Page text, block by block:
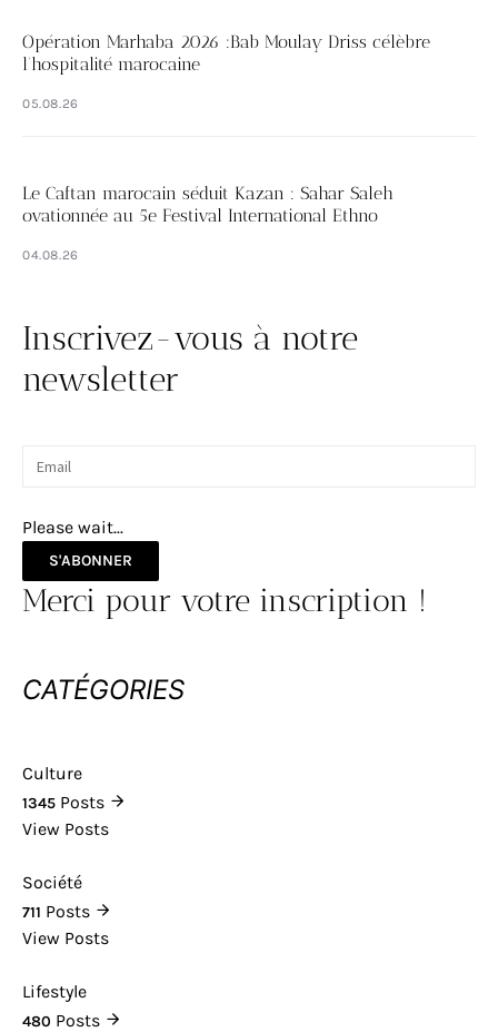
Opération Marhaba 2026 :Bab Moulay Driss célèbre
l’hospitalité marocaine
05.08.26
Le Caftan marocain séduit Kazan : Sahar Saleh
ovationnée au 5e Festival International Ethno
04.08.26
Inscrivez-vous à notre
newsletter
Please wait...
S'ABONNER
Merci pour votre inscription !
CATÉGORIES
Culture
1345 Posts
View Posts
Société
711 Posts
View Posts
Lifestyle
480 Posts